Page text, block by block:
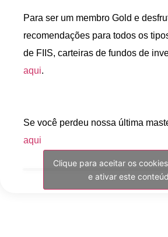
Para ser um membro Gold e
recomendações para todos os
de FIIS, carteiras de fundos de
aqui.
Se você perdeu nossa última
aqui
Clique para aceitar os
e ativar este